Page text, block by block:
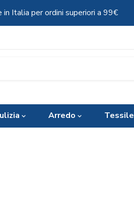
Italia per ordini superiori a 99€
Arredo Tessile